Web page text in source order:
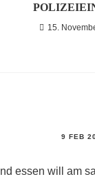
15.
9 FEB
essen will am